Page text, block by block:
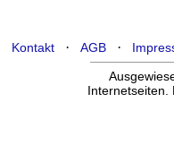
Kontakt· AGB·
Internetseiten.